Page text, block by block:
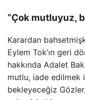
“Çok mutluyuz,
Karardan
Eylem Tok’ın geri
hakkında Adalet
mutlu, iade
bekleyeceğiz